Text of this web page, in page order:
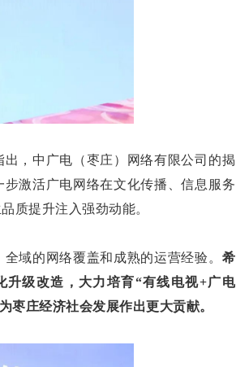
，中广电（枣庄）网络有限公司的揭
激活广电网络在文化传播、信息服务
质提升注入强劲动能。
域的网络覆盖和成熟的运营经验。 希
级改造，大力培育“有线电视+广电
枣庄经济社会发展作出更大贡献。